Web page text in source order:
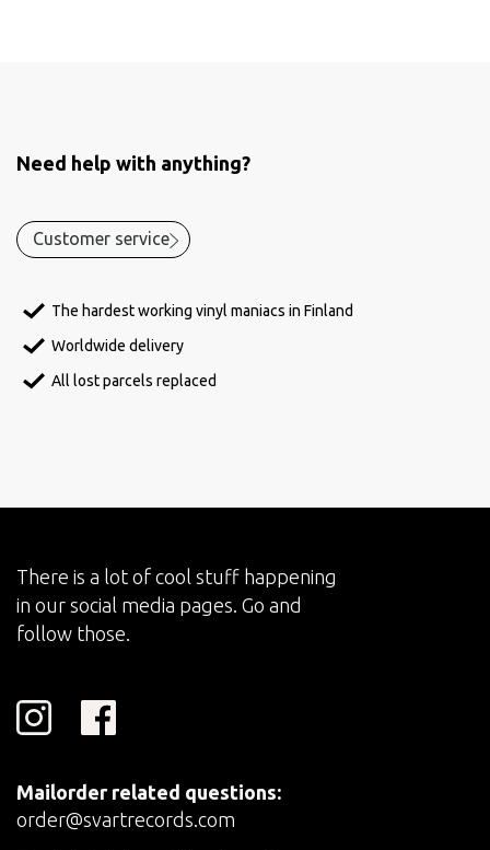
Need help with anything?
Customer service
The hardest working vinyl maniacs in Finland
Worldwide delivery
All lost parcels replaced
There is a lot of cool stuff happening
in our social media pages. Go and
follow those.
Mailorder related questions:
order@svartrecords.com